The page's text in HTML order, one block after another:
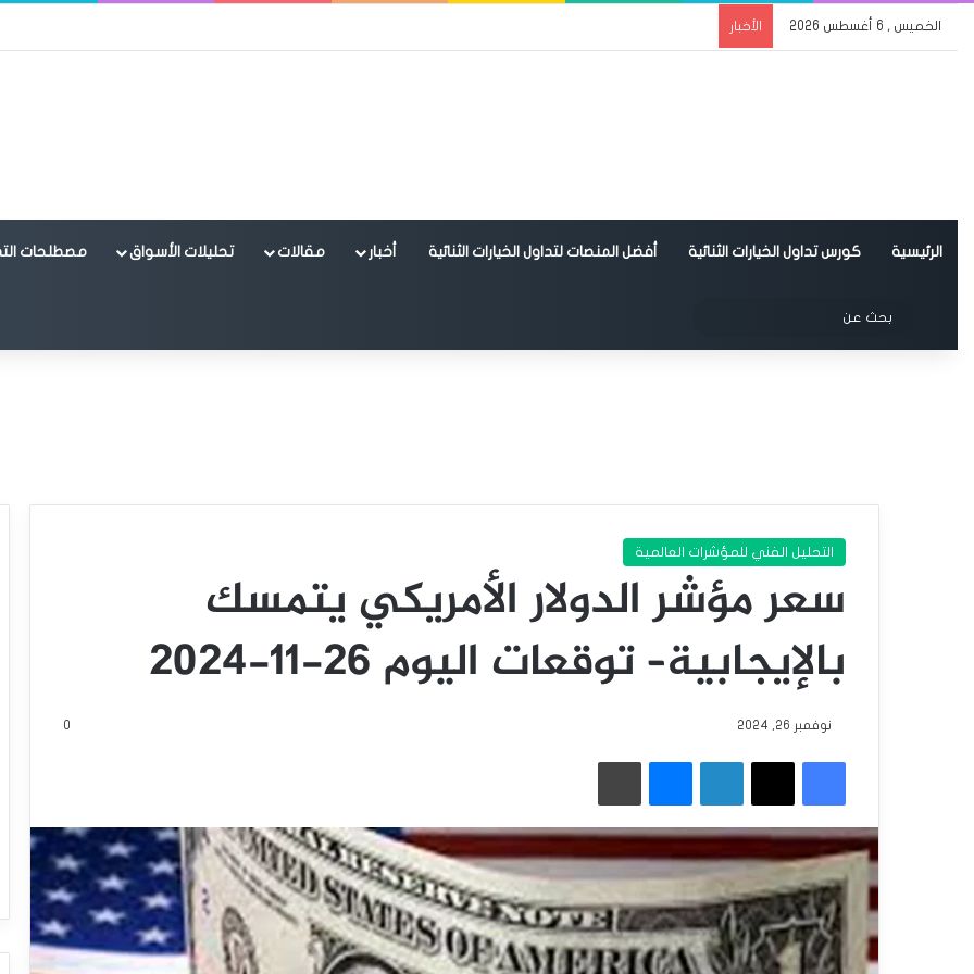
الخميس , 6 أغسطس 2026 الأخبار
الرئيسية كورس تداول الخيارات الثنائية أفضل المنصات لتداول الخيارات الثنائية أخبار مقالات تحليلات الأسواق مصطلحات
الوضع المظلم
عن
التحليل الفني للمؤشرات العالمية
سعر مؤشر الدولار الأمريكي يتمسك
بالإيجابية– توقعات اليوم 26-11-2024
نوفمبر 26, 2024 0
فيسبوك
‫X لينكدإن ماسنجر طباعة